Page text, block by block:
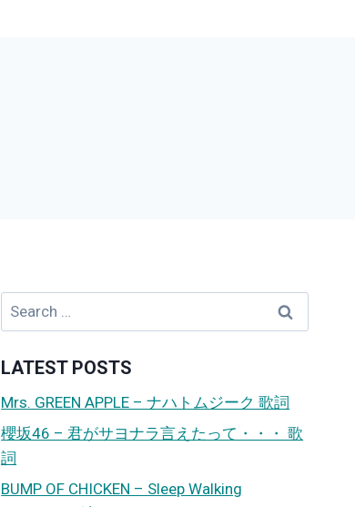
Search
for:
LATEST POSTS
Mrs. GREEN APPLE – ナハトムジーク 歌詞
櫻坂46 – 君がサヨナラ言えたって・・・ 歌
詞
BUMP OF CHICKEN – Sleep Walking